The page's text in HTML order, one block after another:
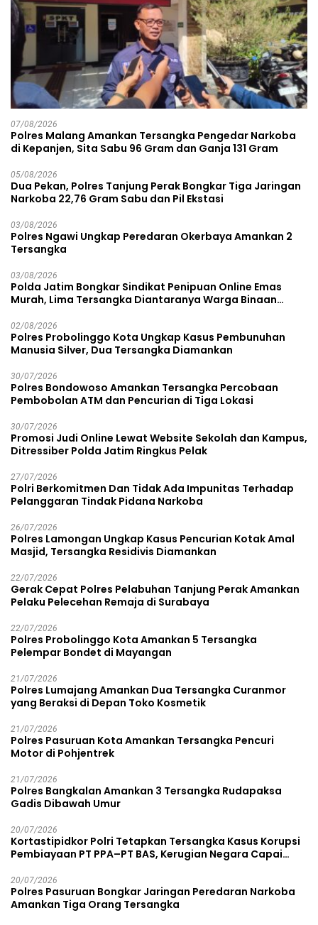
07/08/2026
Polres Malang Amankan Tersangka Pengedar Narkoba
di Kepanjen, Sita Sabu 96 Gram dan Ganja 131 Gram
05/08/2026
Dua Pekan, Polres Tanjung Perak Bongkar Tiga Jaringan
Narkoba 22,76 Gram Sabu dan Pil Ekstasi
03/08/2026
Polres Ngawi Ungkap Peredaran Okerbaya Amankan 2
Tersangka
03/08/2026
Polda Jatim Bongkar Sindikat Penipuan Online Emas
Murah, Lima Tersangka Diantaranya Warga Binaan
02/08/2026
Polres Probolinggo Kota Ungkap Kasus Pembunuhan
Manusia Silver, Dua Tersangka Diamankan
30/07/2026
Polres Bondowoso Amankan Tersangka Percobaan
Pembobolan ATM dan Pencurian di Tiga Lokasi
30/07/2026
Promosi Judi Online Lewat Website Sekolah dan Kampus,
Ditressiber Polda Jatim Ringkus Pelak
27/07/2026
Polri Berkomitmen Dan Tidak Ada Impunitas Terhadap
Pelanggaran Tindak Pidana Narkoba
26/07/2026
Polres Lamongan Ungkap Kasus Pencurian Kotak Amal
Masjid, Tersangka Residivis Diamankan
22/07/2026
Gerak Cepat Polres Pelabuhan Tanjung Perak Amankan
Pelaku Pelecehan Remaja di Surabaya
22/07/2026
Polres Probolinggo Kota Amankan 5 Tersangka
Pelempar Bondet di Mayangan
21/07/2026
Polres Lumajang Amankan Dua Tersangka Curanmor
yang Beraksi di Depan Toko Kosmetik
21/07/2026
Polres Pasuruan Kota Amankan Tersangka Pencuri
Motor di Pohjentrek
21/07/2026
Polres Bangkalan Amankan 3 Tersangka Rudapaksa
Gadis Dibawah Umur
20/07/2026
Kortastipidkor Polri Tetapkan Tersangka Kasus Korupsi
Pembiayaan PT PPA–PT BAS, Kerugian Negara Capai
20/07/2026
Polres Pasuruan Bongkar Jaringan Peredaran Narkoba
Amankan Tiga Orang Tersangka